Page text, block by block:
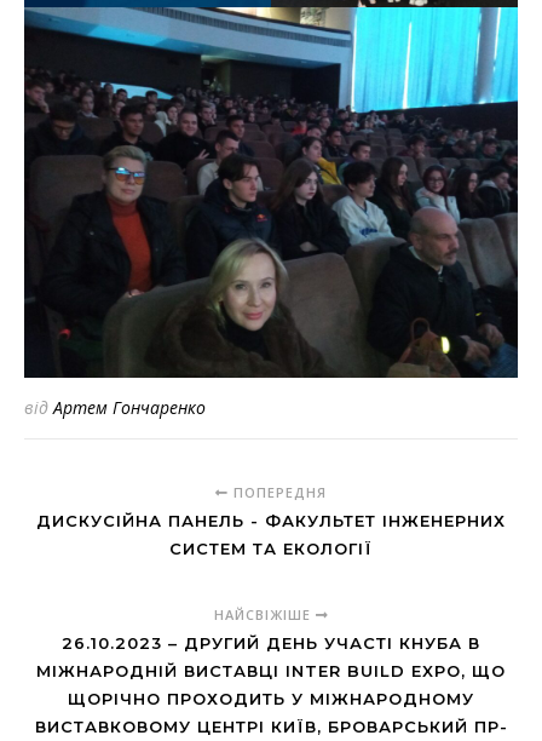
відАртем Гончаренко
ПОПЕРЕДНЯ
ДИСКУСІЙНА ПАНЕЛЬ - ФАКУЛЬТЕТ ІНЖЕНЕРНИХ
СИСТЕМ ТА ЕКОЛОГІЇ
НАЙСВІЖІШЕ
26.10.2023 – ДРУГИЙ ДЕНЬ УЧАСТІ КНУБА В
МІЖНАРОДНІЙ ВИСТАВЦІ INTER BUILD EXPO, ЩО
ЩОРІЧНО ПРОХОДИТЬ У МІЖНАРОДНОМУ
ВИСТАВКОВОМУ ЦЕНТРІ КИЇВ, БРОВАРСЬКИЙ ПР-